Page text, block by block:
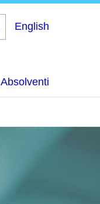
English
Absolventi